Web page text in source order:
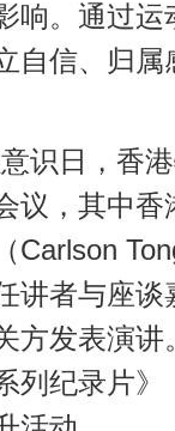
响。通过
自信、归
识日，香
议，其中
Carlson
讲者与座谈
方发表演讲
列纪录片》